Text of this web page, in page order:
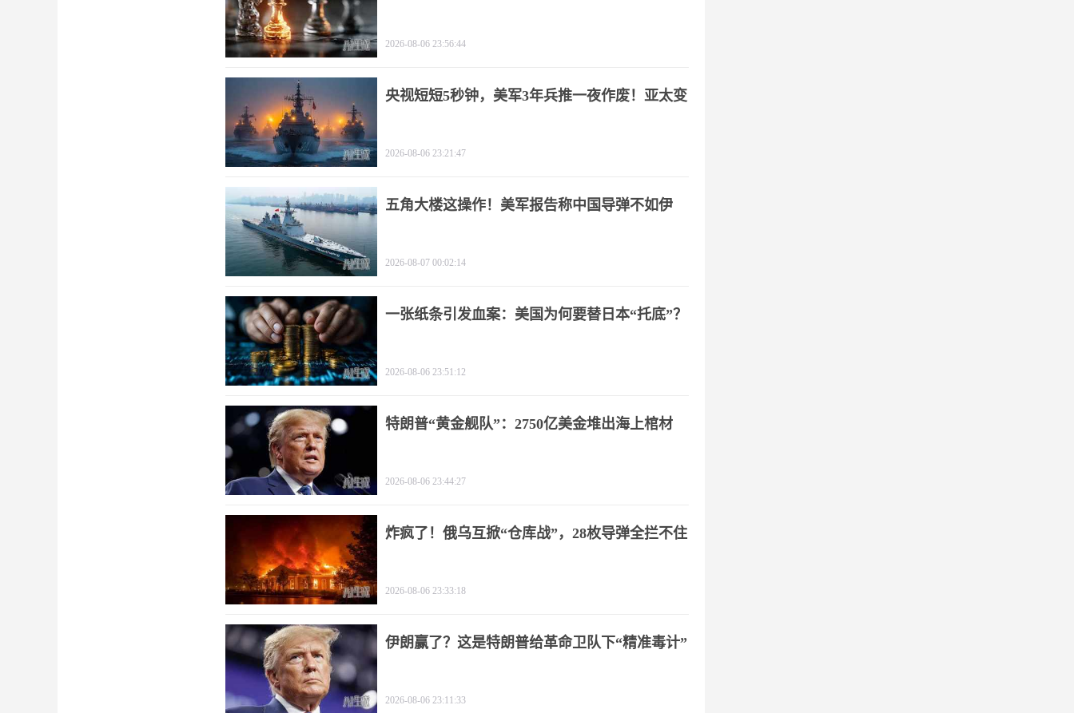
2026-08-06 23:56:44
央视短短5秒钟，美军3年兵推一夜作废！亚太变
2026-08-06 23:21:47
五角大楼这操作！美军报告称中国导弹不如伊
2026-08-07 00:02:14
一张纸条引发血案：美国为何要替日本“托底”？
2026-08-06 23:51:12
特朗普“黄金舰队”：2750亿美金堆出海上棺材
2026-08-06 23:44:27
炸疯了！俄乌互掀“仓库战”，28枚导弹全拦不住
2026-08-06 23:33:18
伊朗赢了？这是特朗普给革命卫队下“精准毒计”
2026-08-06 23:11:33